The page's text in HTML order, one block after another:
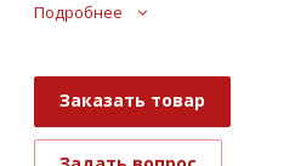
Подробнее
Заказать товар